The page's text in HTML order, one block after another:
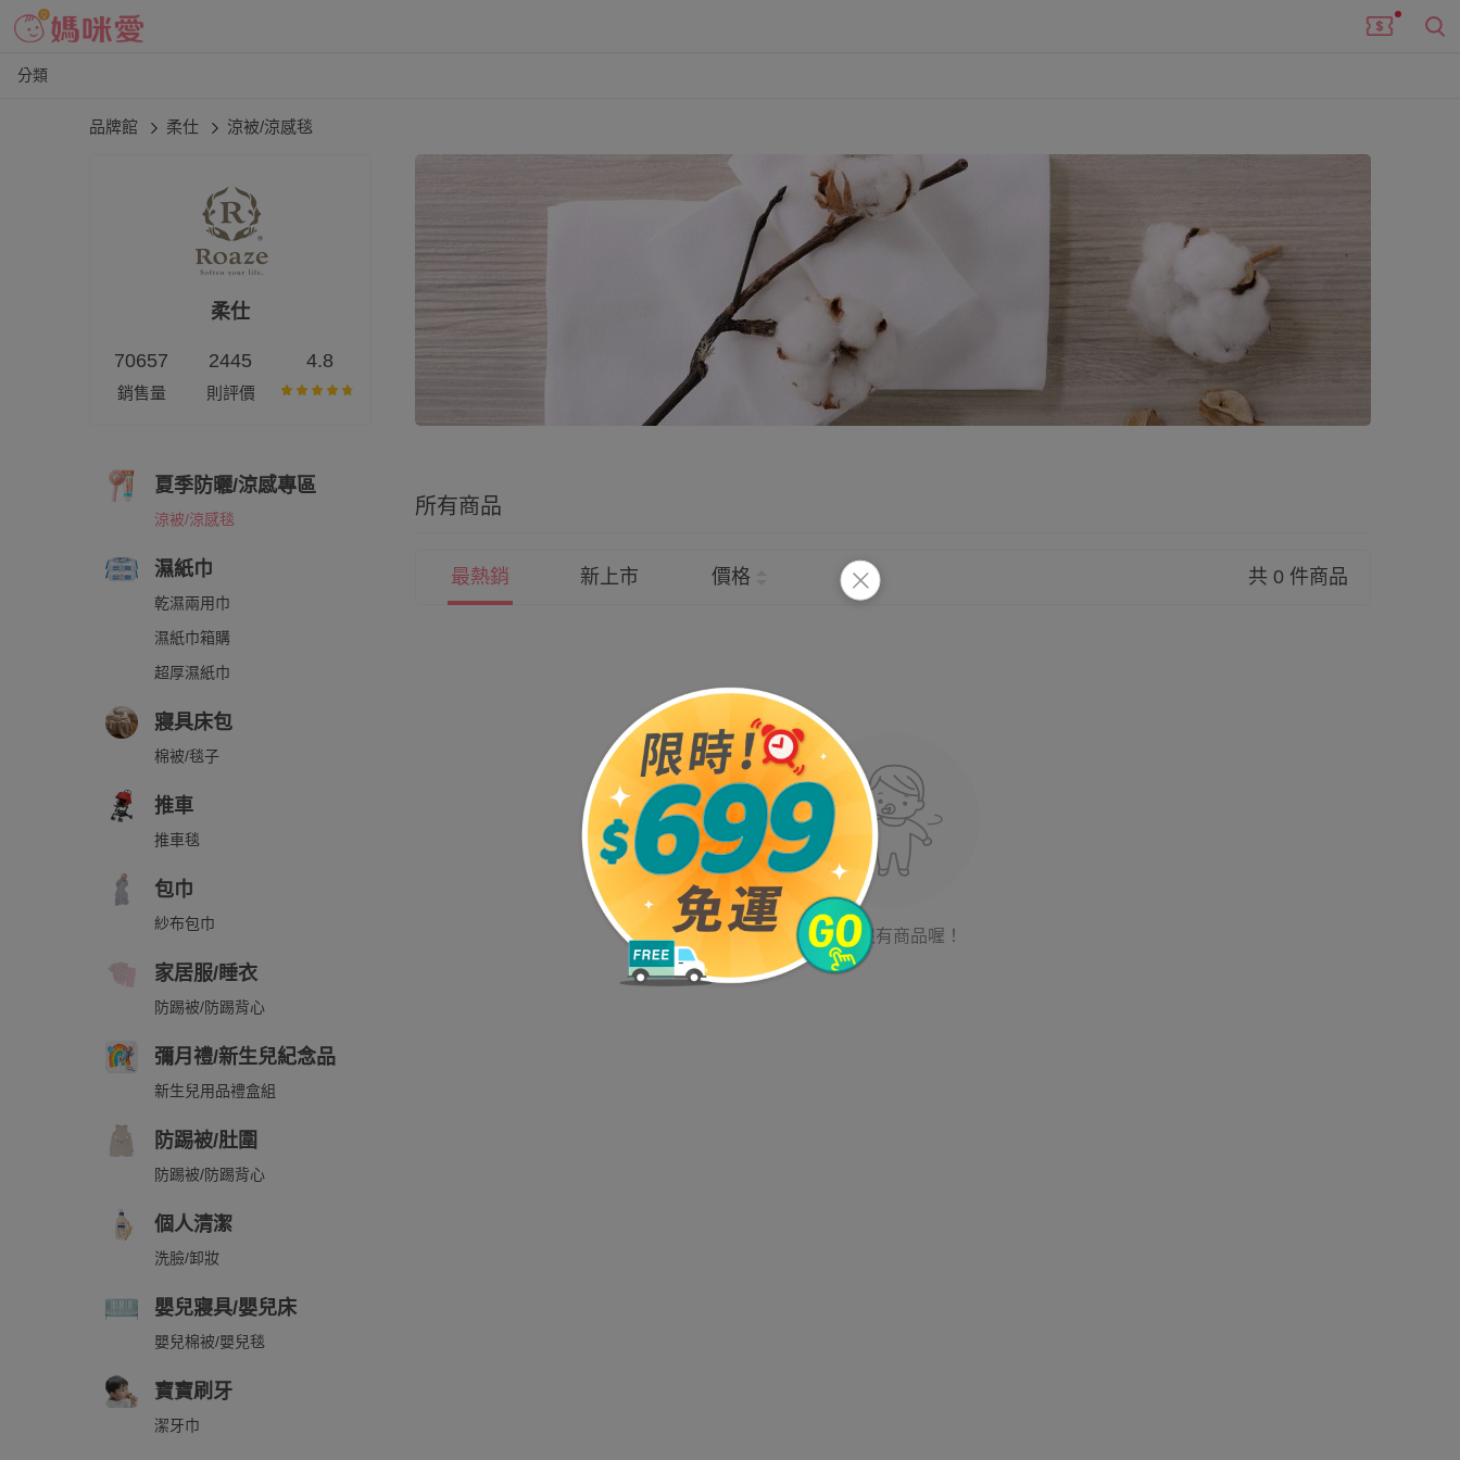
分類
品牌館 柔仕 涼被/涼感毯
柔仕
70657
銷售量
2445
則評價
4.8
夏季防曬/涼感專區
涼被/涼感毯
濕紙巾
乾濕兩用巾
濕紙巾箱購
超厚濕紙巾
寢具床包
棉被/毯子
推車
推車毯
包巾
紗布包巾
家居服/睡衣
防踢被/防踢背心
彌月禮/新生兒紀念品
新生兒用品禮盒組
防踢被/肚圍
防踢被/防踢背心
個人清潔
洗臉/卸妝
嬰兒寢具/嬰兒床
嬰兒棉被/嬰兒毯
寶寶刷牙
潔牙巾
所有商品
最熱銷 新上市 價格 共 0 件商品
目前沒有商品喔！